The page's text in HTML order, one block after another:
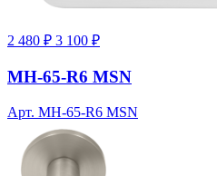
2 480 ₽ 3 100 ₽
MH-65-R6 MSN
Арт. MH-65-R6 MSN